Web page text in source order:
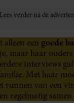
alleen een goede
maar haar
interviews gaf
Met haar
runnen van een
regelmatig samen